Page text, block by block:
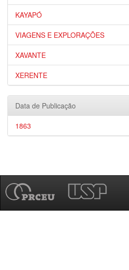
KAYAPÓ
VIAGENS E EXPLORAÇÕES
XAVANTE
XERENTE
Data de Publicação
1863